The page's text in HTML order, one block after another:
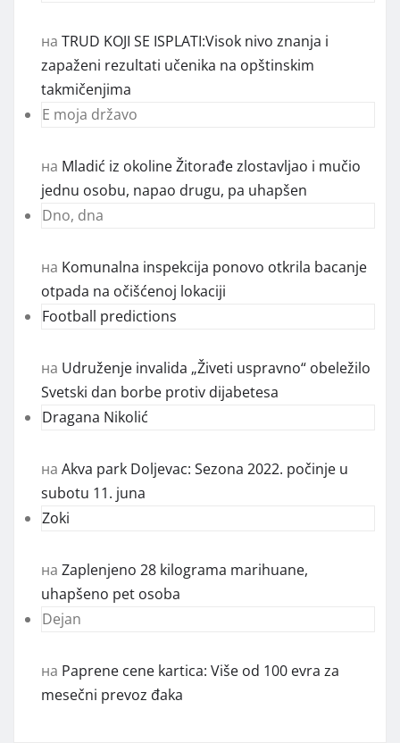
на TRUD KOJI SE ISPLATI:Visok nivo znanja i
zapaženi rezultati učenika na opštinskim
takmičenjima
E moja državo
на Mladić iz okoline Žitorađe zlostavljao i mučio
jednu osobu, napao drugu, pa uhapšen
Dno, dna
на Komunalna inspekcija ponovo otkrila bacanje
otpada na očišćenoj lokaciji
Football predictions
на Udruženje invalida „Živeti uspravno“ obeležilo
Svetski dan borbe protiv dijabetesa
Dragana Nikolić
на Akva park Doljevac: Sezona 2022. počinje u
subotu 11. juna
Zoki
на Zaplenjeno 28 kilograma marihuane,
uhapšeno pet osoba
Dejan
на Paprene cene kartica: Više od 100 evra za
mesečni prevoz đaka